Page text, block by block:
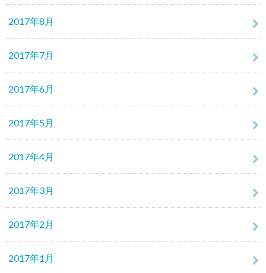
2017年8月
2017年7月
2017年6月
2017年5月
2017年4月
2017年3月
2017年2月
2017年1月